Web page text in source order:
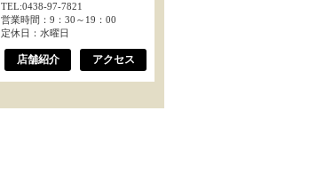
TEL:0438-97-7821
営業時間：9：30～19：00
定休日：水曜日
店舗紹介 アクセス